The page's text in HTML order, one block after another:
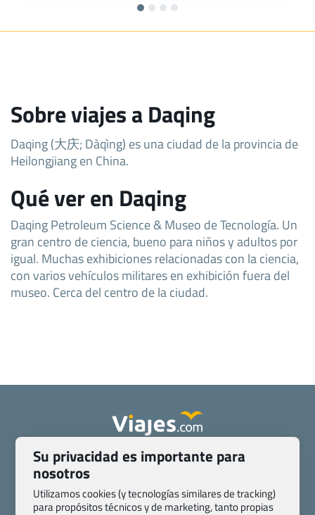
Sobre viajes a Daqing
Daqing (大庆; Dàqìng) es una ciudad de la provincia de
Heilongjiang en China.
Qué ver en Daqing
Daqing Petroleum Science & Museo de Tecnología. Un
gran centro de ciencia, bueno para niños y adultos por
igual. Muchas exhibiciones relacionadas con la ciencia,
con varios vehículos militares en exhibición fuera del
museo. Cerca del centro de la ciudad.
Quienes somos
Contacto
Pasaporte, Visado, Salud y otras disposiciones específicas
Blog de Viajes.com
Registro de agencias
Preguntas frecuentes
Condiciones generales
Su privacidad es importante para
nosotros
Utilizamos cookies (y tecnologías similares de tracking)
para propósitos técnicos y de marketing, tanto propias